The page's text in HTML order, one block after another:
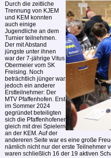
Durch die zeitliche
Trennung von KJEM
und KEM konnten
auch einige
Jugendliche an dem
Turnier teilnehmen.
Der mit Abstand
jüngste unter ihnen
war der 7-jährige Vitus
Obermeier vom SK
Freising. Noch
beträchtlich jünger war
jedoch ein anderer
Erstteilnehmer: Der
MTV Pfaffenhofen. Erst
im Sommer 2024
gegründet beteiligten
sich die Pfaffenhofener
gleich mit drei Spielern
an der KEM. Auf der
andereren Seite war es eine große
nämlich nicht nur der erste Teilnehmer
waren schließlich 16 der 19 aktiven